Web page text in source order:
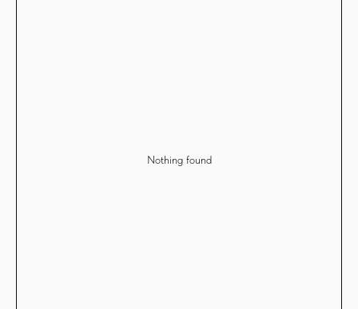
Nothing found